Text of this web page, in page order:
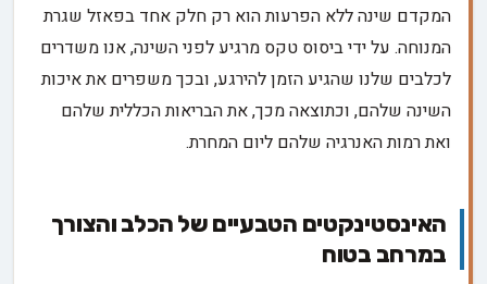
המקדם שינה ללא הפרעות הוא רק חלק אחד בפאזל שגרת
המנוחה. על ידי ביסוס טקס מרגיע לפני השינה, אנו משדרים
לכלבים שלנו שהגיע הזמן להירגע, ובכך משפרים את איכות
השינה שלהם, וכתוצאה מכך, את הבריאות הכללית שלהם
ואת רמות האנרגיה שלהם ליום המחרת.
האינסטינקטים הטבעיים של הכלב והצורך
במרחב בטוח